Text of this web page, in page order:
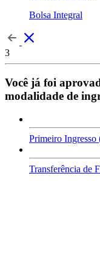
Bolsa Integral
3
Você já foi
modalidade de
Primeiro Ingresso
Transferência de